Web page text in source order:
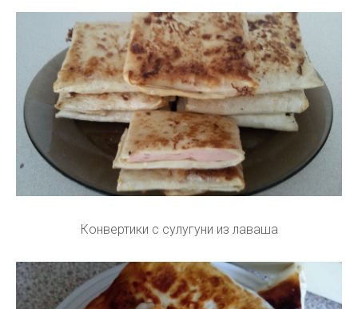
Конвертики с сулугуни из лаваша